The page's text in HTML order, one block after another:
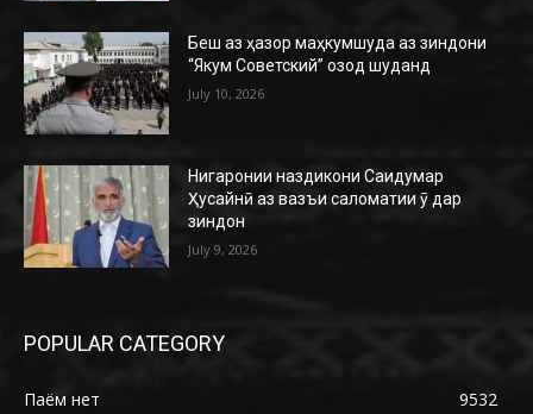
Беш аз ҳазор маҳкумшуда аз зиндони
“Якум Советский” озод шуданд
July 10, 2026
Нигаронии наздикони Саидумар
Ҳусайнӣ аз вазъи саломатии ӯ дар
зиндон
July 9, 2026
POPULAR CATEGORY
Паём нет
9532